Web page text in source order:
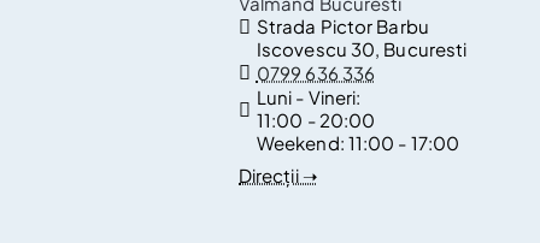
Strada Pictor Barbu
Iscovescu 30, Bucuresti
0799 636 336
Luni - Vineri:
11:00 - 20:00
Weekend: 11:00 - 17:00
Direcții ➝